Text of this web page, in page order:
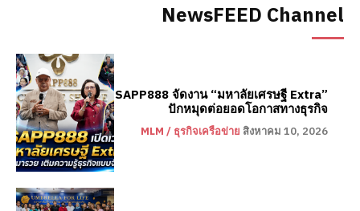
NewsFEED Channel
SAPP888 จัดงาน “มหาลัยเศรษฐี Extra”
ปักหมุดต่อยอดโอกาสทางธุรกิจ
MLM / ธุรกิจเครือข่าย สิงหาคม 10, 2026